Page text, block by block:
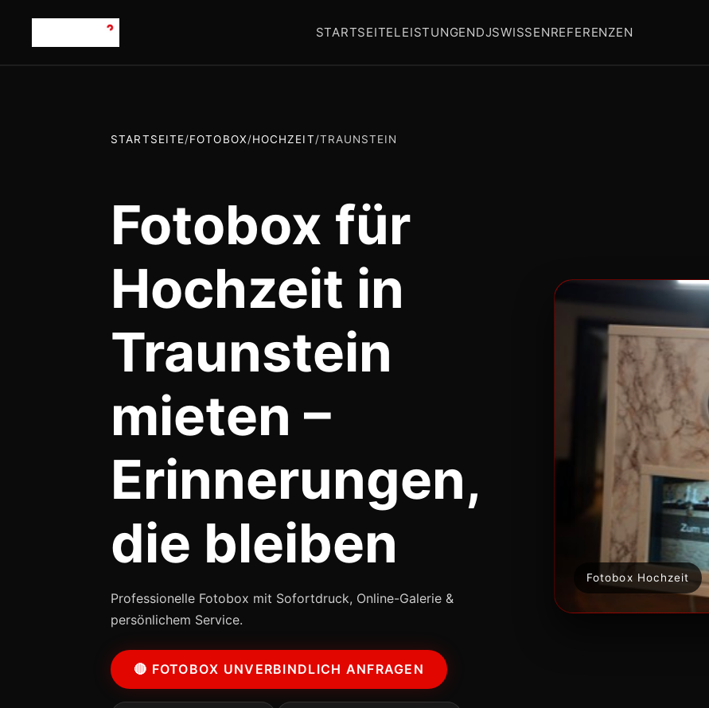
STARTSEITELEISTUNGENDJSWISSENREFERENZEN
STARTSEITE/FOTOBOX/HOCHZEIT/TRAUNSTEIN
Fotobox für
Hochzeit in
Traunstein
mieten –
Erinnerungen,
die bleiben
Professionelle Fotobox mit Sofortdruck, Online-Galerie &
persönlichem Service.
🔴 FOTOBOX UNVERBINDLICH ANFRAGEN
Fotobox Hochzeit